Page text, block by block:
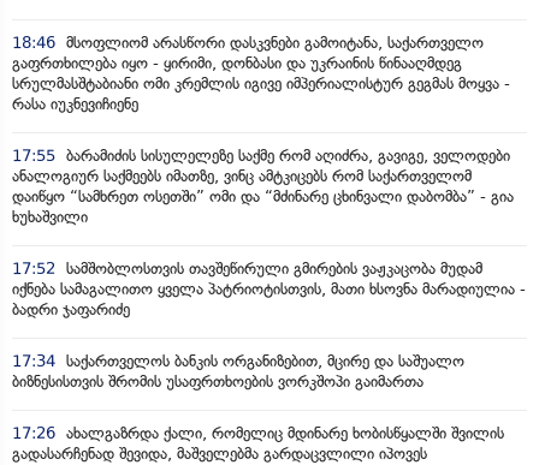
18:46 მსოფლიომ არასწორი დასკვნები გამოიტანა, საქართველო
გაფრთხილება იყო - ყირიმი, დონბასი და უკრაინის წინააღმდეგ
სრულმასშტაბიანი ომი კრემლის იგივე იმპერიალისტურ გეგმას მოყვა -
რასა იუკნევიჩიენე
17:55 ბარამიძის სისულელეზე საქმე რომ აღიძრა, გავიგე, ველოდები
ანალოგიურ საქმეებს იმათზე, ვინც ამტკიცებს რომ საქართველომ
დაიწყო “სამხრეთ ოსეთში” ომი და “მძინარე ცხინვალი დაბომბა” - გია
ხუხაშვილი
17:52 სამშობლოსთვის თავშეწირული გმირების ვაჟკაცობა მუდამ
იქნება სამაგალითო ყველა პატრიოტისთვის, მათი ხსოვნა მარადიულია -
ბადრი ჯაფარიძე
17:34 საქართველოს ბანკის ორგანიზებით, მცირე და საშუალო
ბიზნესისთვის შრომის უსაფრთხოების ვორკშოპი გაიმართა
17:26 ახალგაზრდა ქალი, რომელიც მდინარე ხობისწყალში შვილის
გადასარჩენად შევიდა, მაშველებმა გარდაცვლილი იპოვეს